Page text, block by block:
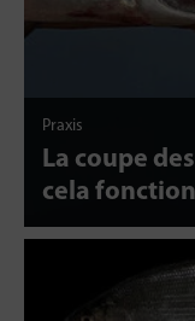
Praxis
La coupe
cela